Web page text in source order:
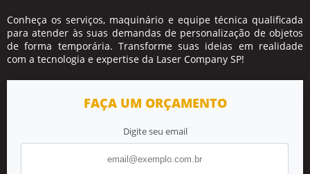
Conheça os serviços, maquinário e equipe técnica qualificada
para atender às suas demandas de personalização de objetos
de forma temporária. Transforme suas ideias em realidade
com a tecnologia e expertise da Laser Company SP!
FAÇA UM ORÇAMENTO
Digite seu email